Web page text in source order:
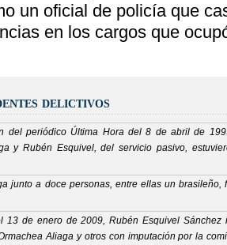
un oficial de policía que
en los cargos que
delictivos
del periódico Última Hora del 8 de abril de
y Rubén Esquivel, del servicio pasivo,
junto a doce personas, entre ellas un
13 de enero de 2009, Rubén Esquivel Sánchez
Aliaga y otros con imputación por la